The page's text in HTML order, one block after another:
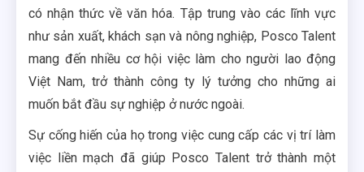
có nhận thức về văn hóa. Tập trung vào các lĩnh vực
như sản xuất, khách sạn và nông nghiệp, Posco Talent
mang đến nhiều cơ hội việc làm cho người lao động
Việt Nam, trở thành công ty lý tưởng cho những ai
muốn bắt đầu sự nghiệp ở nước ngoài.
Sự cống hiến của họ trong việc cung cấp các vị trí làm
việc liền mạch đã giúp Posco Talent trở thành một